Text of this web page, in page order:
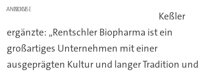
ANZEIGE
Keßler
ergänzte: „Rentschler Biopharma ist ein
großartiges Unternehmen mit einer
ausgeprägten Kultur und langer Tradition und